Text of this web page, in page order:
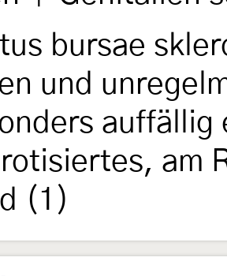
bursae
und
auffällig
am
(1)